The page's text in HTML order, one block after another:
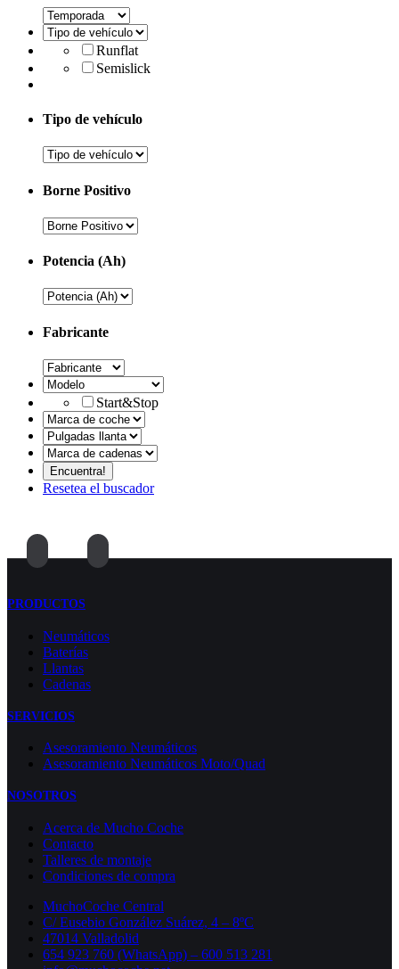
Runflat
Semislick
Tipo de vehículo
Borne Positivo
Potencia (Ah)
Fabricante
Start&Stop
Resetea el buscador
PRODUCTOS
Neumáticos
Baterías
Llantas
Cadenas
SERVICIOS
Asesoramiento Neumáticos
Asesoramiento Neumáticos Moto/Quad
NOSOTROS
Acerca de Mucho Coche
Contacto
Talleres de montaje
Condiciones de compra
MuchoCoche Central
C/ Eusebio González Suárez, 4 – 8ºC
47014 Valladolid
654 923 760 (WhatsApp) – 600 513 281